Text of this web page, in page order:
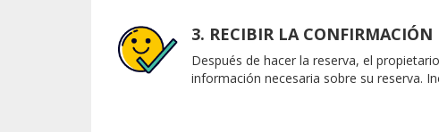
3. RECIBIR LA CONFIRMACIÓN
Después de hacer la reserva, el
información necesaria sobre su reserva.